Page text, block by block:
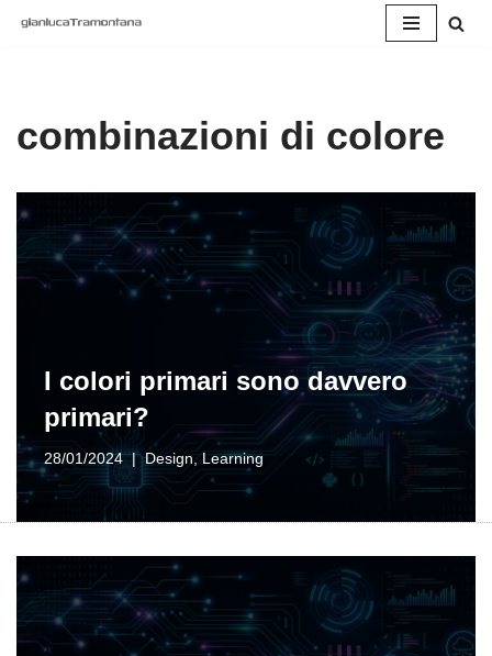
combinazioni di colore
I colori primari sono davvero
primari?
28/01/2024 Design, Learning